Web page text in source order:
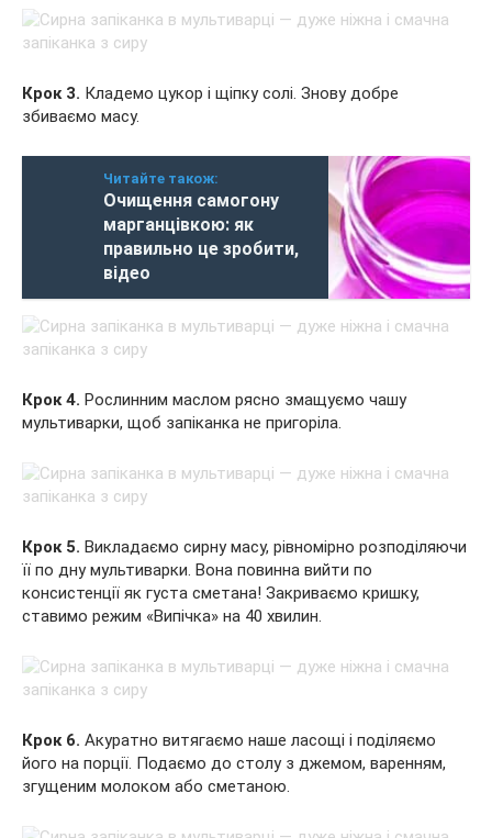
Крок 3. Кладемо цукор і щіпку солі. Знову добре
збиваємо масу.
Читайте також:
Очищення самогону
марганцівкою: як
правильно це зробити,
відео
Крок 4. Рослинним маслом рясно змащуємо чашу
мультиварки, щоб запіканка не пригоріла.
Крок 5. Викладаємо сирну масу, рівномірно розподіляючи
її по дну мультиварки. Вона повинна вийти по
консистенції як густа сметана! Закриваємо кришку,
ставимо режим «Випічка» на 40 хвилин.
Крок 6. Акуратно витягаємо наше ласощі і поділяємо
його на порції. Подаємо до столу з джемом, варенням,
згущеним молоком або сметаною.